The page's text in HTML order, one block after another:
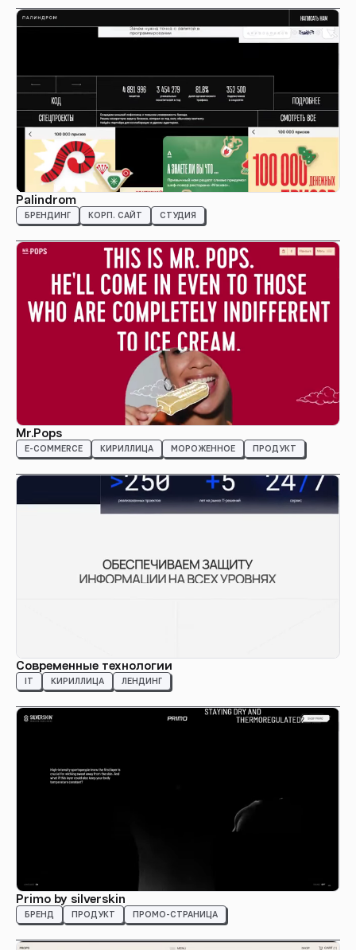
Palindrom
БРЕНДИНГ КОРП. САЙТ СТУДИЯ
Mr.Pops
E-COMMERCE КИРИЛЛИЦА МОРОЖЕННОЕ ПРОДУКТ
Современные технологии
IT КИРИЛЛИЦА ЛЕНДИНГ
Primo by silverskin
БРЕНД ПРОДУКТ ПРОМО-СТРАНИЦА